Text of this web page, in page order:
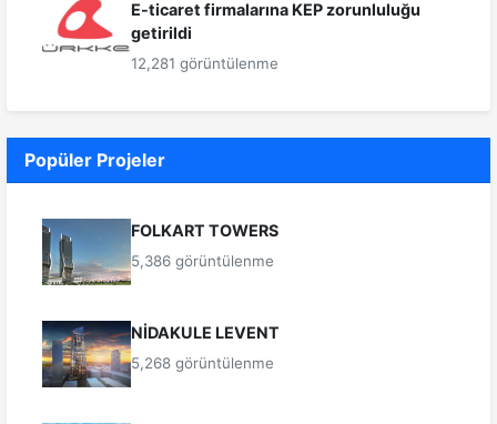
E-ticaret firmalarına KEP zorunluluğu
getirildi
12,281 görüntülenme
Popüler Projeler
FOLKART TOWERS
5,386 görüntülenme
NİDAKULE LEVENT
5,268 görüntülenme